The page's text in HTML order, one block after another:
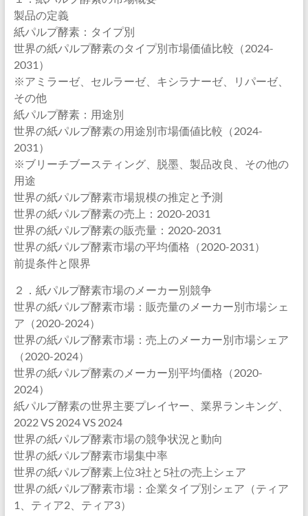
製品の定義
紙パルプ酵素：タイプ別
世界の紙パルプ酵素のタイプ別市場価値比較（2024-
2031）
※アミラーゼ、セルラーゼ、キシラナーゼ、リパーゼ、
その他
紙パルプ酵素：用途別
世界の紙パルプ酵素の用途別市場価値比較（2024-
2031）
※ブリーチブースティング、脱墨、製品改良、その他の
用途
世界の紙パルプ酵素市場規模の推定と予測
世界の紙パルプ酵素の売上：2020-2031
世界の紙パルプ酵素の販売量：2020-2031
世界の紙パルプ酵素市場の平均価格（2020-2031）
前提条件と限界
２．紙パルプ酵素市場のメーカー別競争
世界の紙パルプ酵素市場：販売量のメーカー別市場シェ
ア（2020-2024）
世界の紙パルプ酵素市場：売上のメーカー別市場シェア
（2020-2024）
世界の紙パルプ酵素のメーカー別平均価格（2020-
2024）
紙パルプ酵素の世界主要プレイヤー、業界ランキング、
2022 VS 2024 VS 2024
世界の紙パルプ酵素市場の競争状況と動向
世界の紙パルプ酵素市場集中率
世界の紙パルプ酵素上位3社と5社の売上シェア
世界の紙パルプ酵素市場：企業タイプ別シェア（ティア
1、ティア2、ティア3）